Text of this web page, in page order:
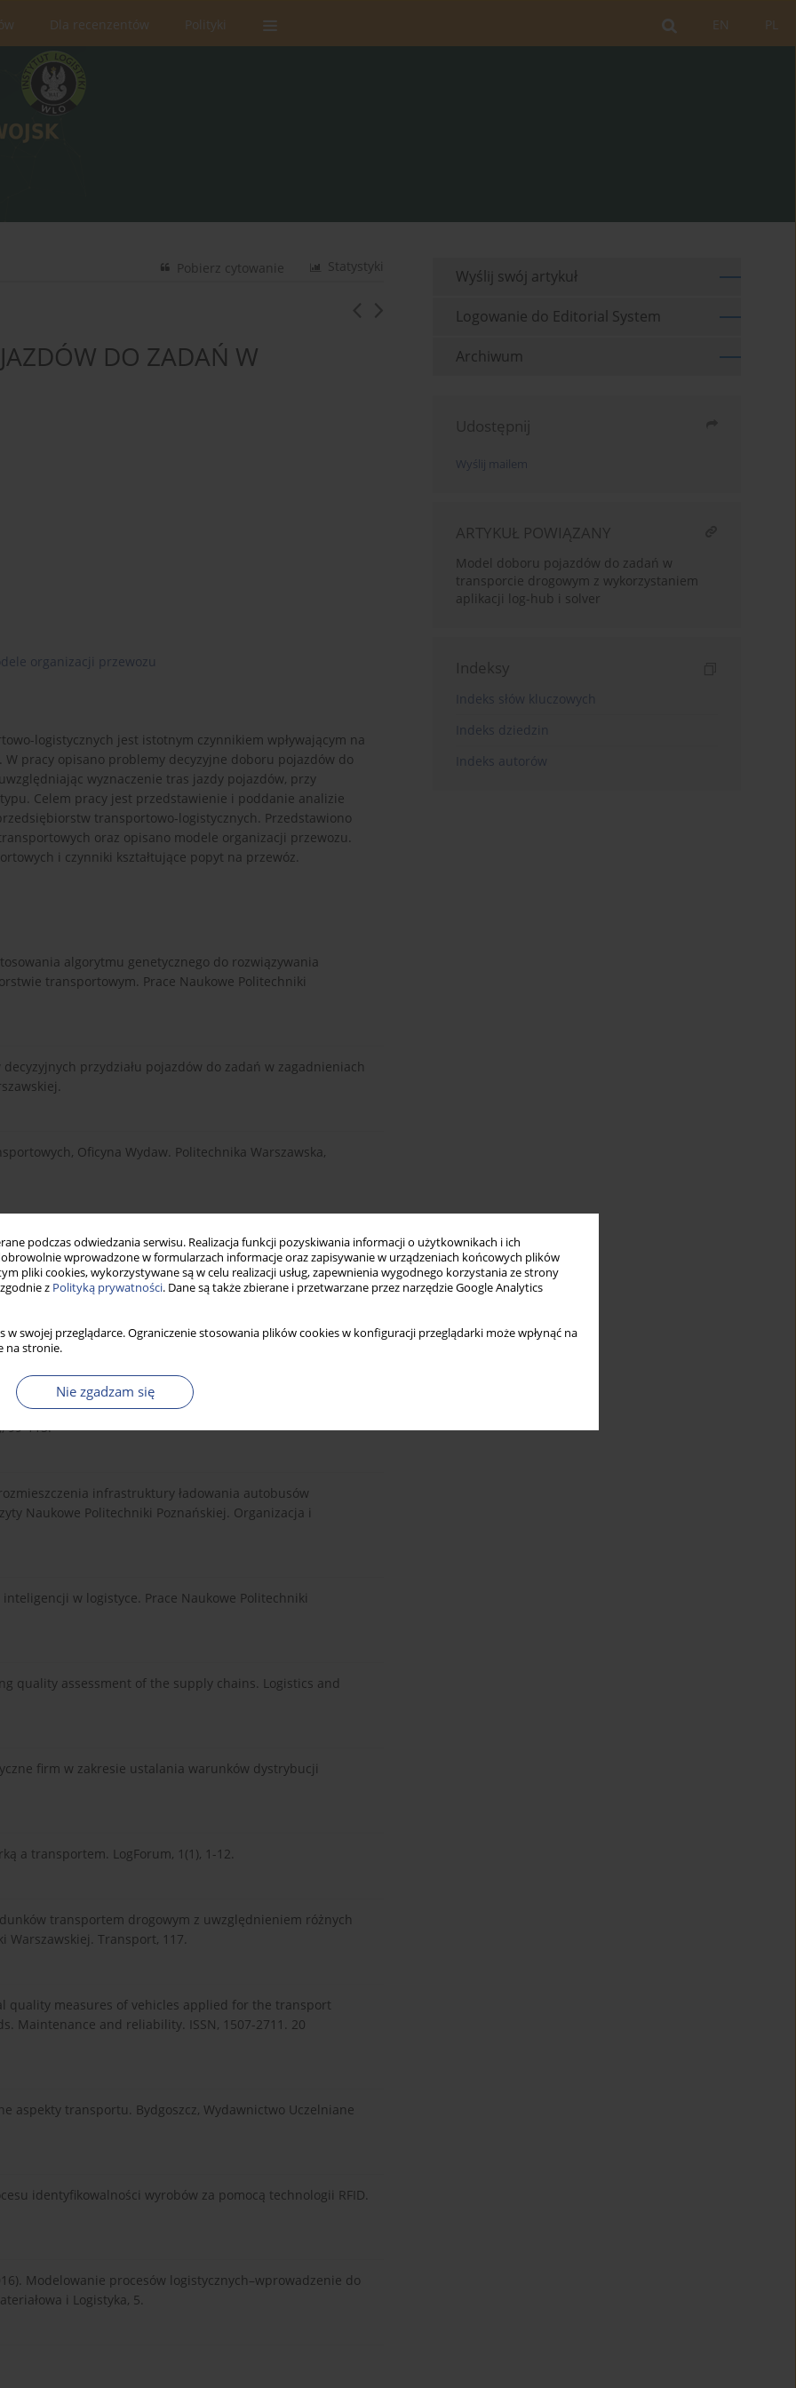
podczas odwiedzania serwisu. Realizacja funkcji pozyskiwania informacji o użytkownikach i ich
wprowadzone w formularzach informacje oraz zapisywanie w urządzeniach końcowych plików
pliki cookies, wykorzystywane są w celu realizacji usług, zapewnienia wygodnego korzystania ze strony
z Polityką prywatności. Dane są także zbierane i przetwarzane przez narzędzie Google Analytics
w swojej przeglądarce. Ograniczenie stosowania plików cookies w konfiguracji przeglądarki może wpłynąć na
na stronie.
Nie zgadzam się
PL
EN
Dla recenzentów Polityki
Statystyki
Pobierz cytowanie
DO ZADAŃ W
organizacji przewozu
logistycznych jest istotnym czynnikiem wpływającym na
pracy opisano problemy decyzyjne doboru pojazdów do
wyznaczenie tras jazdy pojazdów, przy
Celem pracy jest przedstawienie i poddanie analizie
transportowo-logistycznych. Przedstawiono
oraz opisano modele organizacji przewozu.
i czynniki kształtujące popyt na przewóz.
algorytmu genetycznego do rozwiązywania
transportowym. Prace Naukowe Politechniki
przydziału pojazdów do zadań w zagadnieniach
Oficyna Wydaw. Politechnika Warszawska,
optymalnej trasy–Wybrane algorytmy w zastosowaniu do
selected algorithms applicable to the traveling salesman
Gospodarka Materiałowa i Logistyka, 5, 258-271.
systemu transportowego Carsharing w modelu Free-
99-115.
infrastruktury ładowania autobusów
Naukowe Politechniki Poznańskiej. Organizacja i
w logistyce. Prace Naukowe Politechniki
quality assessment of the supply chains. Logistics and
firm w zakresie ustalania warunków dystrybucji
a transportem. LogForum, 1(1), 1-12.
transportem drogowym z uwzględnieniem różnych
Warszawskiej. Transport, 117.
quality measures of vehicles applied for the transport
Maintenance and reliability. ISSN, 1507-2711. 20
aspekty transportu. Bydgoszcz, Wydawnictwo Uczelniane
identyfikowalności wyrobów za pomocą technologii RFID.
Modelowanie procesów logistycznych–wprowadzenie do
i Logistyka, 5.
Wyślij swój artykuł
Logowanie do Editorial System
Archiwum
Udostępnij
Wyślij mailem
ARTYKUŁ POWIĄZANY
Model doboru pojazdów do zadań w
transporcie drogowym z wykorzystaniem
aplikacji log-hub i solver
Indeksy
Indeks słów kluczowych
Indeks dziedzin
Indeks autorów